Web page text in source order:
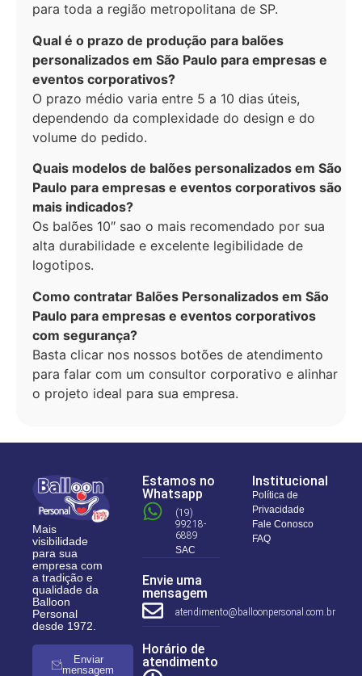
para toda a região metropolitana de SP.
Qual é o prazo de produção para balões
personalizados em São Paulo para empresas e
eventos corporativos?
O prazo médio varia entre 5 a 10 dias úteis,
dependendo da complexidade do design e do
volume do pedido.
Quais modelos de balões personalizados em São
Paulo para empresas e eventos corporativos são
mais indicados?
Os balões 10″ sao o mais recomendado por sua
alta durabilidade e excelente legibilidade de
logotipos.
Como contratar Balões Personalizados em São
Paulo para empresas e eventos corporativos
com segurança?
Basta clicar nos nossos botões de atendimento
para falar com um consultor corporativo e alinhar
o projeto ideal para sua empresa.
Mais
visibilidade
para sua
empresa com
a tradição e
qualidade da
Balloon
Personal
desde 1972.
Enviar
mensagem
Estamos no
Whatsapp
(19)
99218-
6889
SAC
Envie uma
mensagem
atendimento@balloonpersonal.com.br
Horário de
atendimento
Institucional
Política de
Privacidade
Fale Conosco
FAQ